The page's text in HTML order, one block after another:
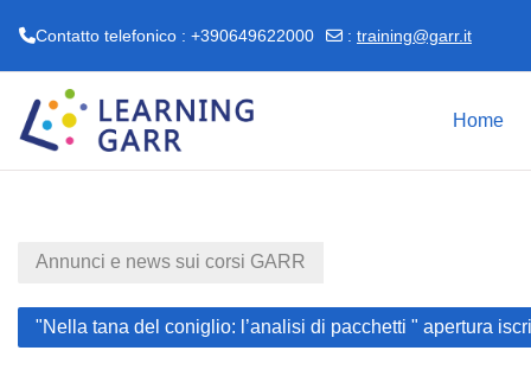
Contatto telefonico : +390649622000 : training@garr.it
Home
Annunci e news sui corsi GARR
"Nella tana del coniglio: l’analisi di pacchetti " apertura